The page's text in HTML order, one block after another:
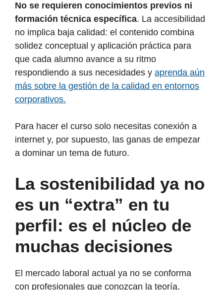
No se requieren conocimientos previos ni
formación técnica específica. La accesibilidad
no implica baja calidad: el contenido combina
solidez conceptual y aplicación práctica para
que cada alumno avance a su ritmo
respondiendo a sus necesidades y aprenda aún
más sobre la gestión de la calidad en entornos
corporativos.
Para hacer el curso solo necesitas conexión a
internet y, por supuesto, las ganas de empezar
a dominar un tema de futuro.
La sostenibilidad ya no
es un “extra” en tu
perfil: es el núcleo de
muchas decisiones
El mercado laboral actual ya no se conforma
con profesionales que conozcan la teoría.